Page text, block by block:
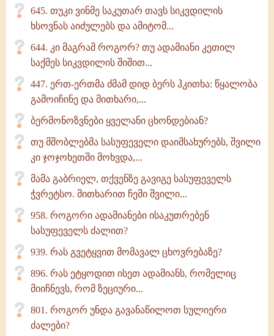
645. თუკი ვინმე საკუთარ თავს სიკვდილის
ხსოვნას აიძულებს და ამიტომ...
644. კი მაგრამ როგორ? თუ ადამიანი კეთილ
საქმეს სიკვდილის შიშით...
447. ერთ-ერთმა ძმამ დიდ ბერს ჰკითხა: წყალობა
გამოიჩინე და მითხარი,...
ბერმონოზვნები ყველანი ცხონდებიან?
თუ მშობლებმა სასუფეველი დაიმსახურებს, შვილი
კი ჯოჯოხეთში მოხვდა,...
მამა გაბრიელ, თქვენზე გავიგე სასუფეველს
ჭვრეტსო. მითხარით ჩემი შვილი...
958. როგორი ადამიანები ისაკუთრებენ
სასუფეველს ძალით?
939. რას გვეტყვით მომავალ ცხოვრებაზე?
896. რას ეტყოდით ისეთ ადამიანს, რომელიც
მიიჩნევს, რომ ზეციური...
801. როგორ უნდა გავანაწილოთ სულიერი
ძალები?